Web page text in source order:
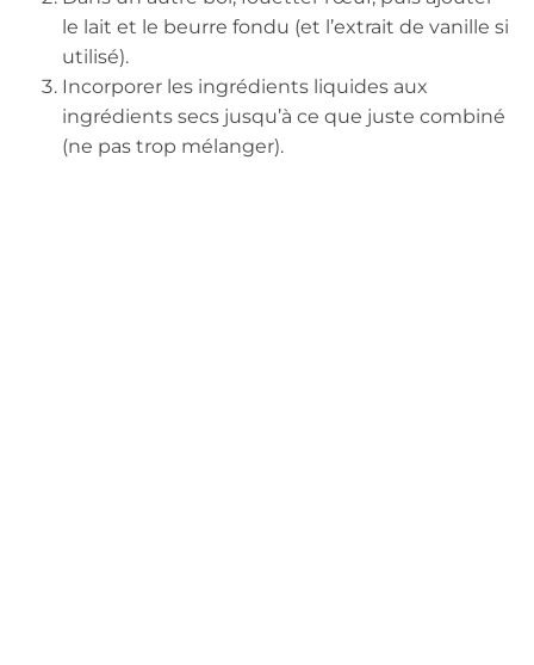
le lait et le beurre fondu (et l’extrait de vanille si
utilisé).
Incorporer les ingrédients liquides aux
ingrédients secs jusqu’à ce que juste combiné
(ne pas trop mélanger).